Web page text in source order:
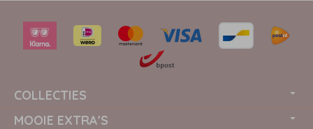
COLLECTIES
MOOIE EXTRA'S